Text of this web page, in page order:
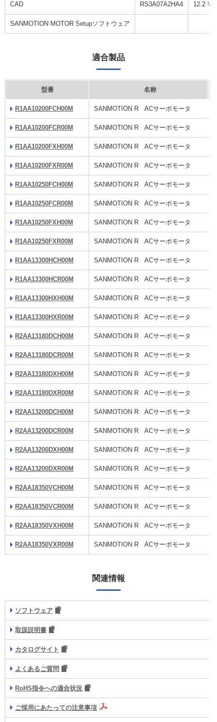
CAD RS3A07A2HA4 12.2 MB
SANMOTION MOTOR Setupソフトウェア
適合製品
型番 名称
R1AA10200FCH00M SANMOTION R ACサーボモータ
R1AA10200FCR00M SANMOTION R ACサーボモータ
R1AA10200FXH00M SANMOTION R ACサーボモータ
R1AA10200FXR00M SANMOTION R ACサーボモータ
R1AA10250FCH00M SANMOTION R ACサーボモータ
R1AA10250FCR00M SANMOTION R ACサーボモータ
R1AA10250FXH00M SANMOTION R ACサーボモータ
R1AA10250FXR00M SANMOTION R ACサーボモータ
R1AA13300HCH00M SANMOTION R ACサーボモータ
R1AA13300HCR00M SANMOTION R ACサーボモータ
R1AA13300HXH00M SANMOTION R ACサーボモータ
R1AA13300HXR00M SANMOTION R ACサーボモータ
R2AA13180DCH00M SANMOTION R ACサーボモータ
R2AA13180DCR00M SANMOTION R ACサーボモータ
R2AA13180DXH00M SANMOTION R ACサーボモータ
R2AA13180DXR00M SANMOTION R ACサーボモータ
R2AA13200DCH00M SANMOTION R ACサーボモータ
R2AA13200DCR00M SANMOTION R ACサーボモータ
R2AA13200DXH00M SANMOTION R ACサーボモータ
R2AA13200DXR00M SANMOTION R ACサーボモータ
R2AA18350VCH00M SANMOTION R ACサーボモータ
R2AA18350VCR00M SANMOTION R ACサーボモータ
R2AA18350VXH00M SANMOTION R ACサーボモータ
R2AA18350VXR00M SANMOTION R ACサーボモータ
関連情報
ソフトウェア
取扱説明書
カタログサイト
よくあるご質問
RoHS指令への適合状況
ご採用にあたっての注意事項